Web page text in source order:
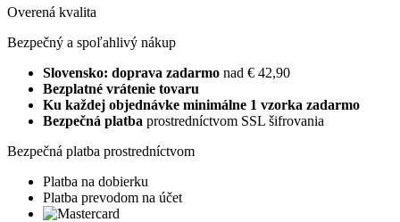
Overená kvalita
Bezpečný a spoľahlivý nákup
Slovensko: doprava zadarmo nad € 42,90
Bezplatné vrátenie tovaru
Ku každej objednávke minimálne 1 vzorka zadarmo
Bezpečná platba prostredníctvom SSL šifrovania
Bezpečná platba prostredníctvom
Platba na dobierku
Platba prevodom na účet